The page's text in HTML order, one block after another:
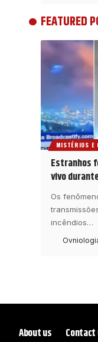
FEATURED
MISTÉRIOS E
Estranhos
vivo
Os
incêndios…
About us Contact